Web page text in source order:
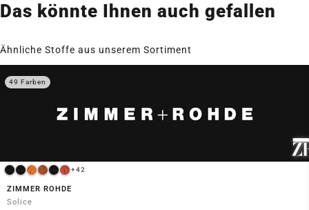
Das könnte Ihnen auch gefallen
Ähnliche Stoffe aus unserem Sortiment
+42
ZIMMER ROHDE
Solice
49 Farben